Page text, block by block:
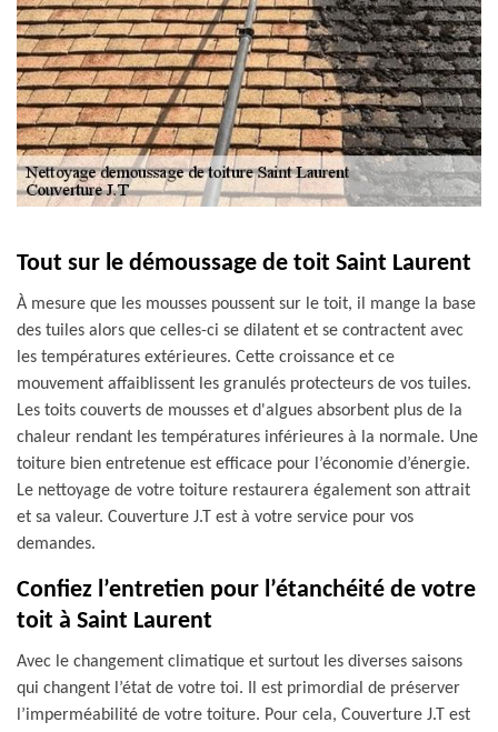
Tout sur le démoussage de toit Saint Laurent
À mesure que les mousses poussent sur le toit, il mange la base
des tuiles alors que celles-ci se dilatent et se contractent avec
les températures extérieures. Cette croissance et ce
mouvement affaiblissent les granulés protecteurs de vos tuiles.
Les toits couverts de mousses et d'algues absorbent plus de la
chaleur rendant les températures inférieures à la normale. Une
toiture bien entretenue est efficace pour l’économie d’énergie.
Le nettoyage de votre toiture restaurera également son attrait
et sa valeur. Couverture J.T est à votre service pour vos
demandes.
Confiez l’entretien pour l’étanchéité de votre
toit à Saint Laurent
Avec le changement climatique et surtout les diverses saisons
qui changent l’état de votre toi. Il est primordial de préserver
l’imperméabilité de votre toiture. Pour cela, Couverture J.T est